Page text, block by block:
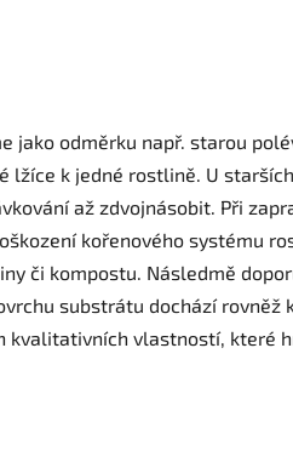
jako odměrku např. starou
lžíce k jedné rostlině. U
až zdvojnásobit. Při
kořenového systému
či kompostu. Následmě
substrátu dochází rovněž
kvalitativních vlastností, které